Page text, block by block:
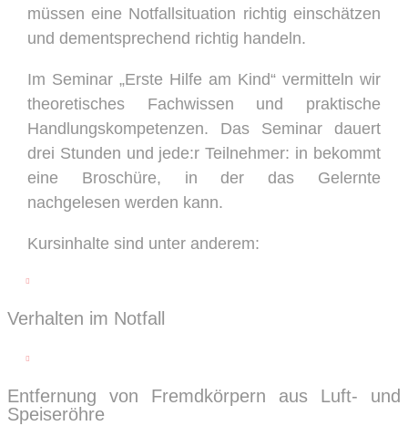
müssen eine Notfallsituation richtig einschätzen
und dementsprechend richtig handeln.
Im Seminar „Erste Hilfe am Kind“ vermitteln wir
theoretisches Fachwissen und praktische
Handlungskompetenzen. Das Seminar dauert
drei Stunden und jede:r Teilnehmer: in bekommt
eine Broschüre, in der das Gelernte
nachgelesen werden kann.
Kursinhalte sind unter anderem:

Verhalten im Notfall

Entfernung von Fremdkörpern aus Luft- und
Speiseröhre